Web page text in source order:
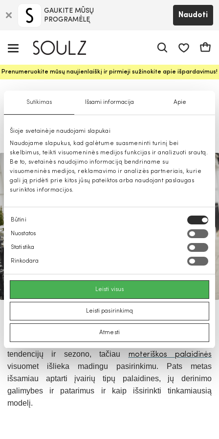
Sutikimas Išsami informacija Apie
Šioje svetainėje naudojami slapukai
Naudojame slapukus, kad galėtume suasmeninti turinį bei
skelbimus, teikti visuomeninės medijos funkcijas ir analizuoti srautą.
Be to, svetainės naudojimo informaciją bendriname su
visuomeninės medijos, reklamavimo ir analizės partneriais, kurie
gali ją pridėti prie kitos jūsų pateiktos arba naudojant paslaugas
surinktos informacijos.
Sutikimo
pasirinkimas
Būtini
Nuostatos
Statistika
Rinkodara
Leisti visus
Leisti pasirinkimą
Atmesti
GAUKITE MŪSŲ
PROGRAMĖLĘ
Naudoti
Prenumeruokite mūsų naujienlaiškį ir pirmieji sužinokite apie išpardavimus!
Palaidinės moterims: kaip
drabužių moters spintoje. Nors stilius, medžiagos ir
dizainai keičiasi priklausomai nuo vyraujančių mados
tendencijų ir sezono, tačiau moteriškos palaidinės
visuomet išlieka madingu pasirinkimu. Pats metas
išsamiau aptarti įvairių tipų palaidines, jų derinimo
galimybes ir patarimus ir kaip išsirinkti tinkamiausią
modelį.